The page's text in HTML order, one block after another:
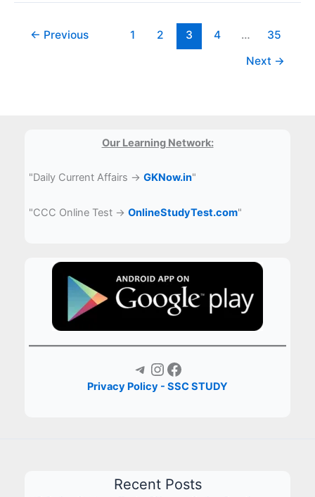
rate?
← Previous 1 2 3 4 …
35
Next →
Our Learning Network:
"Daily Current Affairs →GKNow.in"
"CCC Online Test →OnlineStudyTest.com"
Telegram Instagram Facebook
Privacy Policy - SSC STUDY
Recent Posts